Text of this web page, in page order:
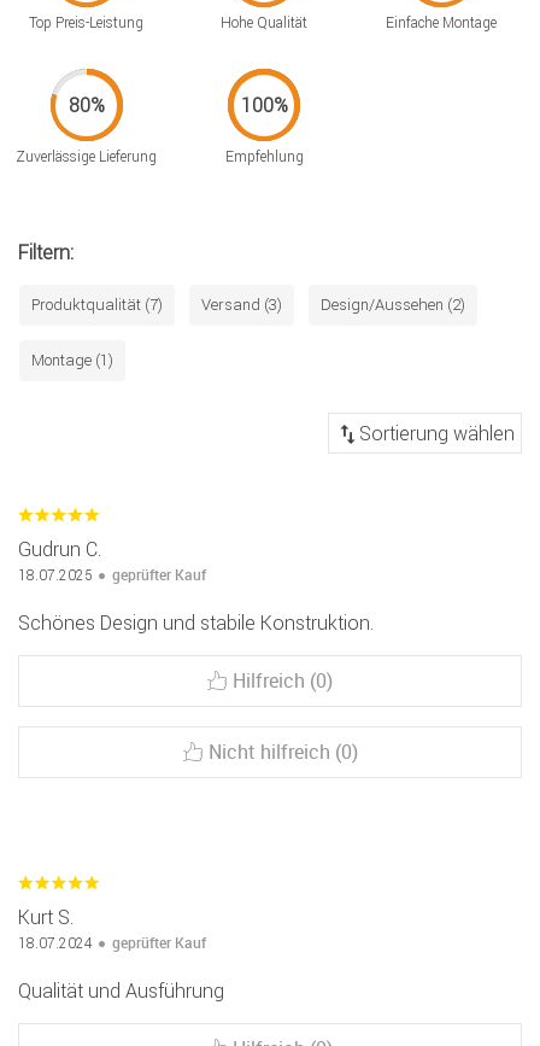
Top Preis-Leistung Hohe Qualität Einfache Montage
Zuverlässige Lieferung Empfehlung
Filtern:
Produktqualität (7) Versand (3) Design/Aussehen (2)
Montage (1)
Gudrun C.
18.07.2025 geprüfter Kauf
Schönes Design und stabile Konstruktion.
Hilfreich (0)
Nicht hilfreich (0)
Kurt S.
18.07.2024 geprüfter Kauf
Qualität und Ausführung